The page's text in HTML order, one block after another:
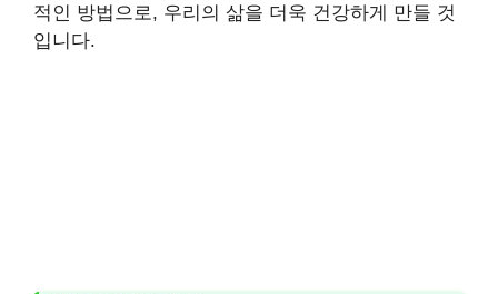
적인 방법으로, 우리의 삶을 더욱 건강하게 만들 것
입니다.